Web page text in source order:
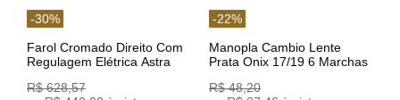
-30%
Farol Cromado Direito Com
Regulagem Elétrica Astra
R$ 628,57
-22%
Manopla Cambio Lente
Prata Onix 17/19 6 Marchas
R$ 48,20